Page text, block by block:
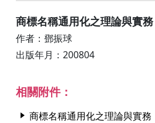
商標名稱通用化之理論與實務
作者：鄧振球
出版年月：200804
相關附件：
商標名稱通用化之理論與實務